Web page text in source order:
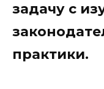
задачу с
практики.